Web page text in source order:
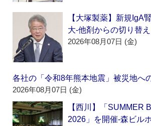
【大塚製薬】新規IgA
大‐他剤からの切り替
2026年08月07日 (金)
各社の「令和8年熊本地震」被災地へ
2026年08月07日 (金)
【西川】「SUMMER
2026」を開催‐森ビル